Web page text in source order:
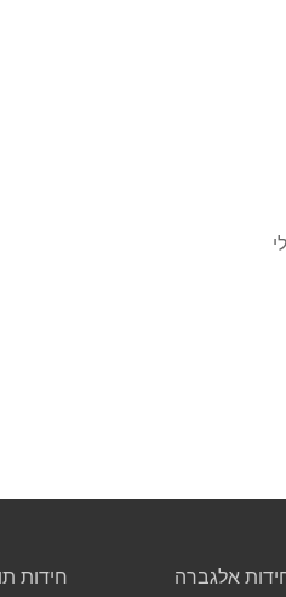
אלגברה חידות